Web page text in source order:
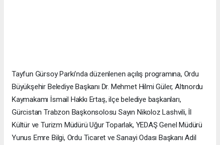
Tayfun Gürsoy Parkı’nda düzenlenen açılış programına, Ordu
Büyükşehir Belediye Başkanı Dr. Mehmet Hilmi Güler, Altınordu
Kaymakamı İsmail Hakkı Ertaş, ilçe belediye başkanları,
Gürcistan Trabzon Başkonsolosu Sayın Nikoloz Lashvili, İl
Kültür ve Turizm Müdürü Uğur Toparlak, YEDAŞ Genel Müdürü
Yunus Emre Bilgi, Ordu Ticaret ve Sanayi Odası Başkanı Adil